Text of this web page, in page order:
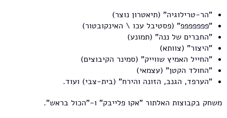
"הר-טרילוגיה" (תיאטרון נוצר)
"פפפפפפפ" (פסטיבל עכו \ האינקובטור)
"החברים של ננה" (תמונע)
"היצור" (צוותא)
"החייל האמיץ שווייק" (סמינר הקיבוצים)
"החולד הקטן" (עצמאי)
"הערפד, הגנב, הזונה והירח" (בית-צבי) ועוד.
משחק בקבוצות האלתור "אקו פלייבק" ו-"הכול בראש".